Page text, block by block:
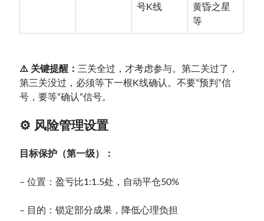
号K线
黄昏之星
等
⚠️ 关键提醒： 三关全过，才考虑参与。第二关过了，
第三关没过，必须等下一根K线确认。不要”预判”信
号，要等”确认”信号。
⚙️ 风险管理设置
目标保护（第一级）：
– 位置：盈亏比1:1.5处，自动平仓50%
– 目的：锁定部分成果，降低心理负担